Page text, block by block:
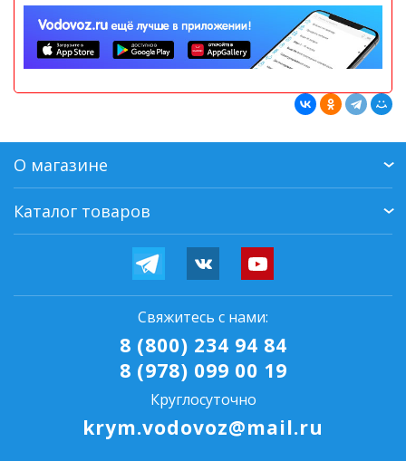
О магазине
Каталог товаров
Свяжитесь с нами:
8 (800) 234 94 84
8 (978) 099 00 19
Круглосуточно
krym.vodovoz@mail.ru